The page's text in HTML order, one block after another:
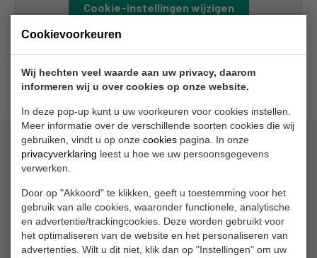
Cookievoorkeuren
Wij hechten veel waarde aan uw privacy, daarom
informeren wij u over cookies op onze website.
In deze pop-up kunt u uw voorkeuren voor cookies instellen.
Meer informatie over de verschillende soorten cookies die wij
gebruiken, vindt u op onze cookies pagina. In onze
privacyverklaring leest u hoe we uw persoonsgegevens
verwerken.
Door op "Akkoord" te klikken, geeft u toestemming voor het
gebruik van alle cookies, waaronder functionele, analytische
en advertentie/trackingcookies. Deze worden gebruikt voor
het optimaliseren van de website en het personaliseren van
advertenties. Wilt u dit niet, klik dan op "Instellingen" om uw
Cookie-instellingen wijzigen
Waarmee kunnen we u helpen?
Nieuwe auto's
Service
Over ons